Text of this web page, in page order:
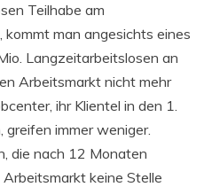
Teilhabe am
kommt man angesichts eines
Langzeitarbeitslosen an
Arbeitsmarkt nicht mehr
ihr Klientel in den 1.
immer weniger.
die nach 12 Monaten
keine Stelle